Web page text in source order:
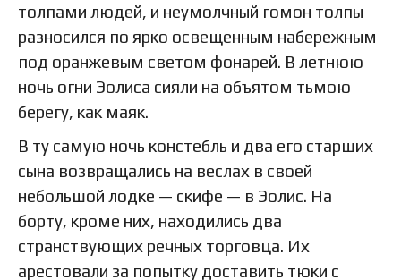
толпами людей, и неумолчный гомон толпы
разносился по ярко освещенным набережным
под оранжевым светом фонарей. В летнюю
ночь огни Эолиса сияли на объятом тьмою
берегу, как маяк.
В ту самую ночь констебль и два его старших
сына возвращались на веслах в своей
небольшой лодке — скифе — в Эолис. На
борту, кроме них, находились два
странствующих речных торговца. Их
арестовали за попытку доставить тюки с